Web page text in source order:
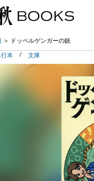
ドッペルゲンガーの銃
行本 文庫